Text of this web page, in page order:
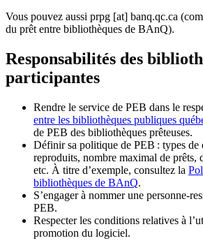
Vous pouvez aussi prpg [at] banq.qc.ca
du prêt entre bibliothèques de BAnQ).
Responsabilités des
participantes
Rendre le service de PEB dans le
entre les bibliothèques publiques
de PEB des bibliothèques prêteuses.
Définir sa politique de PEB : types de
reproduits, nombre maximal de prêts,
etc. À titre d’exemple, consultez la
bibliothèques de BAnQ.
S’engager à nommer une personne-
PEB.
Respecter les conditions relatives à l’
promotion du logiciel.